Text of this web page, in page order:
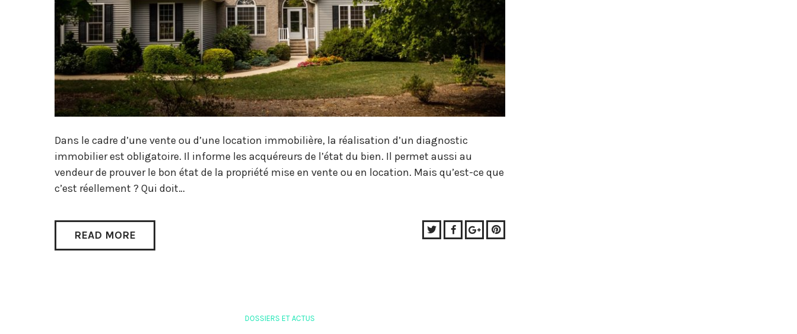
Dans le cadre d’une vente ou d’une location immobilière, la réalisation d’un diagnostic
immobilier est obligatoire. Il informe les acquéreurs de l’état du bien. Il permet aussi au
vendeur de prouver le bon état de la propriété mise en vente ou en location. Mais qu’est-ce que
c’est réellement ? Qui doit…
READ MORE TwitterFacebook
Google+Pinterest
DOSSIERS ET ACTUS